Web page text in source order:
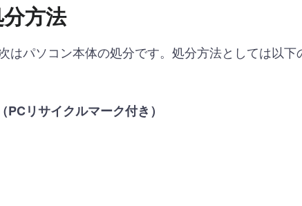
方法
はパソコン本体の処分です。処分方法としては以
リサイクルマーク付き）